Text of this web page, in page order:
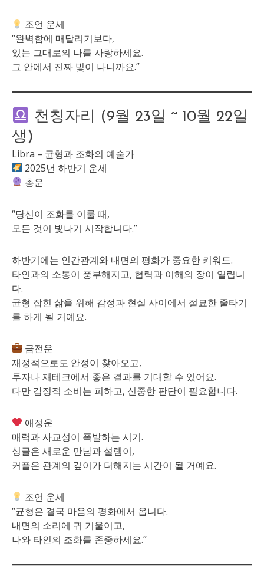
조언 운세
“완벽함에 매달리기보다,
있는 그대로의 나를 사랑하세요.
그 안에서 진짜 빛이 나니까요.”
천칭자리 (9월 23일 ~ 10월 22일
생)
Libra – 균형과 조화의 예술가
2025년 하반기 운세
총운
“당신이 조화를 이룰 때,
모든 것이 빛나기 시작합니다.”
하반기에는 인간관계와 내면의 평화가 중요한 키워드.
타인과의 소통이 풍부해지고, 협력과 이해의 장이 열립니
다.
균형 잡힌 삶을 위해 감정과 현실 사이에서 절묘한 줄타기
를 하게 될 거예요.
금전운
재정적으로도 안정이 찾아오고,
투자나 재테크에서 좋은 결과를 기대할 수 있어요.
다만 감정적 소비는 피하고, 신중한 판단이 필요합니다.
애정운
매력과 사교성이 폭발하는 시기.
싱글은 새로운 만남과 설렘이,
커플은 관계의 깊이가 더해지는 시간이 될 거예요.
조언 운세
“균형은 결국 마음의 평화에서 옵니다.
내면의 소리에 귀 기울이고,
나와 타인의 조화를 존중하세요.”